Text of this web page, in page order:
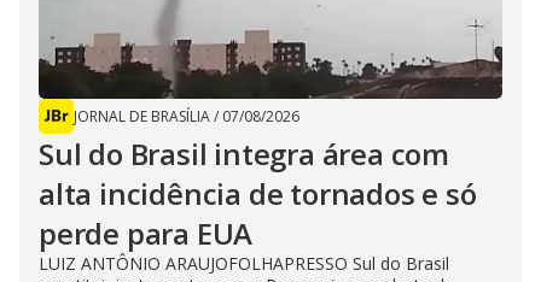
JORNAL DE BRASÍLIA/ 07/08/2026
Sul do Brasil integra área com
alta incidência de tornados e só
perde para EUA
LUIZ ANTÔNIO ARAUJOFOLHAPRESSO Sul do Brasil